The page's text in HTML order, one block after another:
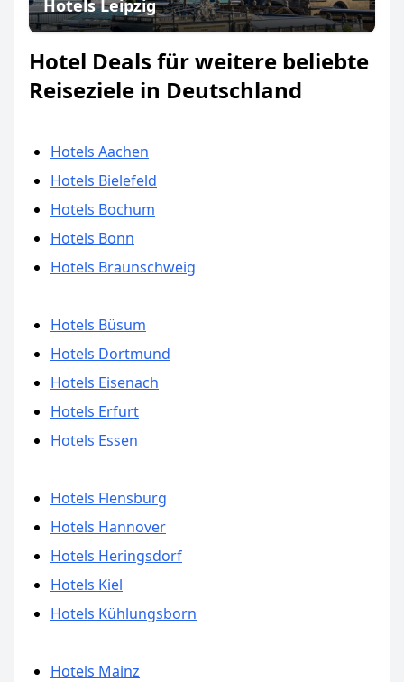
Hotels Leipzig
Hotel Deals für weitere beliebte
Reiseziele in Deutschland
Hotels Aachen
Hotels Bielefeld
Hotels Bochum
Hotels Bonn
Hotels Braunschweig
Hotels Büsum
Hotels Dortmund
Hotels Eisenach
Hotels Erfurt
Hotels Essen
Hotels Flensburg
Hotels Hannover
Hotels Heringsdorf
Hotels Kiel
Hotels Kühlungsborn
Hotels Mainz